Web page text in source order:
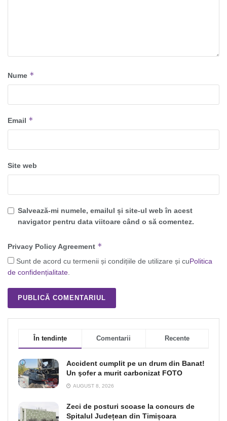
Nume *
Email *
Site web
Salvează-mi numele, emailul și site-ul web în acest
navigator pentru data viitoare când o să comentez.
Privacy Policy Agreement *
Sunt de acord cu termenii și condițiile de utilizare și cuPolitica
de confidențialitate.
În tendințe Comentarii Recente
Accident cumplit pe un drum din Banat!
Un şofer a murit carbonizat FOTO
AUGUST 8, 2026
Zeci de posturi scoase la concurs de
Spitalul Județean din Timișoara